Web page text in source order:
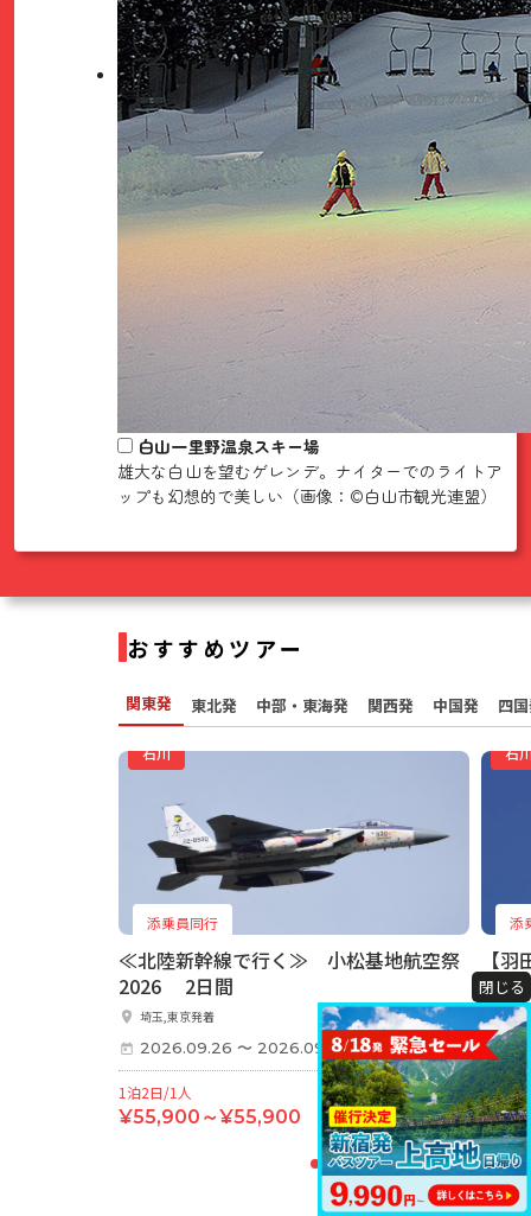
白山一里野温泉スキー場
雄大な白山を望むゲレンデ。ナイターでのライトア
ップも幻想的で美しい（画像：©白山市観光連盟）
おすすめツアー
関東発 東北発 中部・東海発 関西発 中国発 四
石川
添乗員同行
≪北陸新幹線で行く≫ 小松基地航空祭
2026 2日間
埼玉,東京発着
2026.09.26 〜 2026.09.26
1泊2日/1人
¥55,900～¥55,900
石
添
【
2日間
東京
1泊2日
閉じる